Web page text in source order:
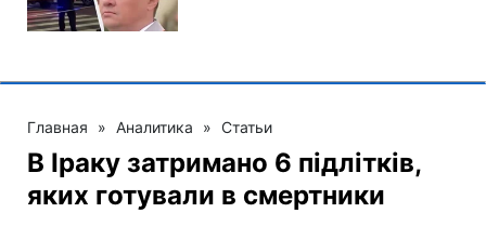
Главная » Аналитика » Статьи
В Іраку затримано 6 підлітків,
яких готували в смертники